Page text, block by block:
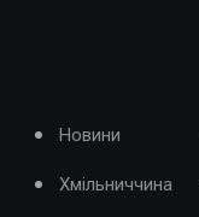
Новини
Хмільниччина